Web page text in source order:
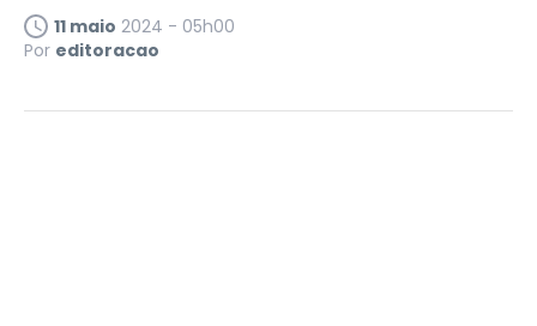
11 maio 2024 - 05h00
Por editoracao